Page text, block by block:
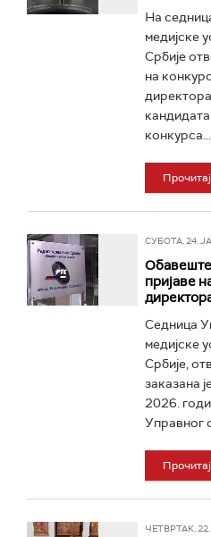
На
медијске
Србије
на
конкурса...
Прочитај
СУБОТА, 24.
пријаве
Седница
медијске
Србије,
заказана
2026.
Управног
Прочитај
ЧЕТВРТАК, 22.